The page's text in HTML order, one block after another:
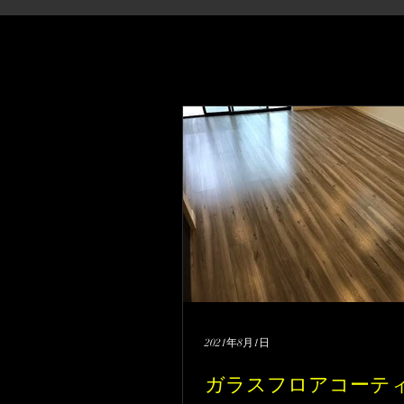
ガラスフロアコーテ
2021年8月1日